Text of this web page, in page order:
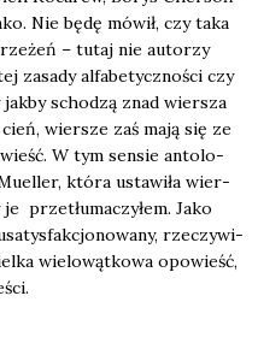
Nie będę mówił, czy taka
– tutaj nie auto­rzy
zasa­dy alfa­be­tycz­no­ści czy
scho­dzą znad wier­sza
wier­sze zaś mają się ze
W tym sen­sie anto­lo­
któ­ra usta­wi­ła wier­
je prze­tłu­ma­czy­łem. Jako
rze­czy­wi­
wie­lo­wąt­ko­wa opo­wieść,